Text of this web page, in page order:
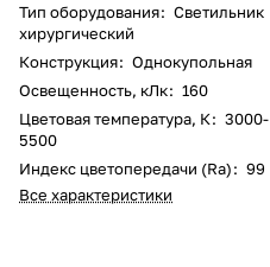
Тип оборудования: Светильник
хирургический
Конструкция: Однокупольная
Освещенность, кЛк: 160
Цветовая температура, К: 3000-
5500
Индекс цветопередачи (Ra): 99
Все характеристики